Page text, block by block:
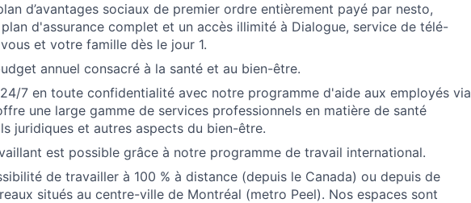
d’avantages sociaux de premier ordre entièrement payé par nesto,
d'assurance complet et un accès illimité à Dialogue, service de télé-
et votre famille dès le jour 1.
annuel consacré à la santé et au bien-être.
7 en toute confidentialité avec notre programme d'aide aux employés via
une large gamme de services professionnels en matière de santé
juridiques et autres aspects du bien-être.
est possible grâce à notre programme de travail international.
de travailler à 100 % à distance (depuis le Canada) ou depuis de
situés au centre-ville de Montréal (metro Peel). Nos espaces sont